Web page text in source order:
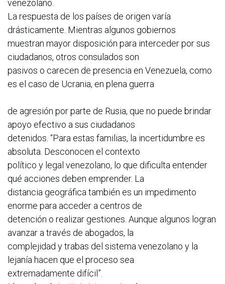
venezolano.
La respuesta de los países de origen varía
drásticamente. Mientras algunos gobiernos
muestran mayor disposición para interceder por sus
ciudadanos, otros consulados son
pasivos o carecen de presencia en Venezuela, como
es el caso de Ucrania, en plena guerra
de agresión por parte de Rusia, que no puede brindar
apoyo efectivo a sus ciudadanos
detenidos. “Para estas familias, la incertidumbre es
absoluta. Desconocen el contexto
político y legal venezolano, lo que dificulta entender
qué acciones deben emprender. La
distancia geográfica también es un impedimento
enorme para acceder a centros de
detención o realizar gestiones. Aunque algunos logran
avanzar a través de abogados, la
complejidad y trabas del sistema venezolano y la
lejanía hacen que el proceso sea
extremadamente difícil”.